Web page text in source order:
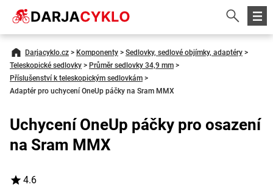
Darjacyklo.cz > Komponenty > Sedlovky, sedlové objímky, adaptéry >
Teleskopické sedlovky > Průměr sedlovky 34,9 mm >
Příslušenství k teleskopickým sedlovkám >
Adaptér pro uchycení OneUp páčky na Sram MMX
Uchycení OneUp páčky pro osazení
na Sram MMX
4.6